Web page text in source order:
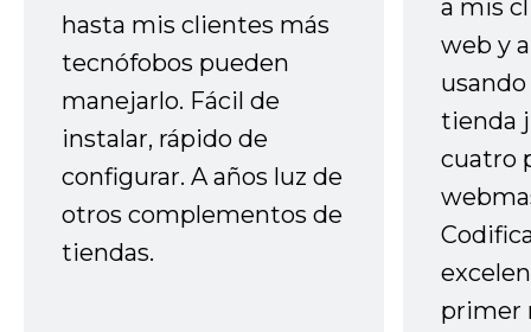
hasta mis clientes más
tecnófobos pueden
manejarlo. Fácil de
instalar, rápido de
configurar. A años luz de
otros complementos de
tiendas.
a mis
web y
tienda
cuatro
primer